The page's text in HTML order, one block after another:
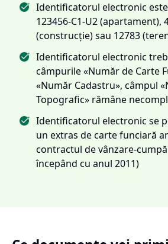
Identificatorul electronic
123456-C1-U2 (apartament),
(construcție) sau 12783
Identificatorul electronic
câmpurile «Număr de Carte
«Număr Cadastru», câmpul
Topografic» rămâne
Identificatorul electronic se
un extras de carte funciară
contractul de vânzare-
începând cu anul 2011)